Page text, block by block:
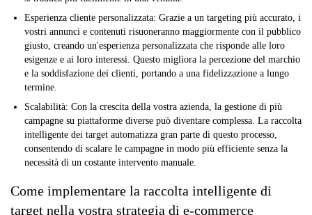
Esperienza cliente personalizzata: Grazie a un targeting più accurato, i
vostri annunci e contenuti risuoneranno maggiormente con il pubblico
giusto, creando un'esperienza personalizzata che risponde alle loro
esigenze e ai loro interessi. Questo migliora la percezione del marchio
e la soddisfazione dei clienti, portando a una fidelizzazione a lungo
termine.
Scalabilità: Con la crescita della vostra azienda, la gestione di più
campagne su piattaforme diverse può diventare complessa. La raccolta
intelligente dei target automatizza gran parte di questo processo,
consentendo di scalare le campagne in modo più efficiente senza la
necessità di un costante intervento manuale.
Come implementare la raccolta intelligente di
target nella vostra strategia di e-commerce